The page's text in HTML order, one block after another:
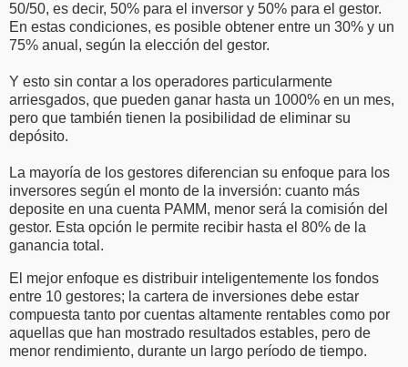
50/50, es decir, 50% para el inversor y 50% para el gestor.
En estas condiciones, es posible obtener entre un 30% y un
75% anual, según la elección del gestor.
Y esto sin contar a los operadores particularmente
arriesgados, que pueden ganar hasta un 1000% en un mes,
pero que también tienen la posibilidad de eliminar su
depósito.
La mayoría de los gestores diferencian su enfoque para los
inversores según el monto de la inversión: cuanto más
deposite en una cuenta PAMM, menor será la comisión del
gestor. Esta opción le permite recibir hasta el 80% de la
ganancia total.
El mejor enfoque es distribuir inteligentemente los fondos
entre 10 gestores; la cartera de inversiones debe estar
compuesta tanto por cuentas altamente rentables como por
aquellas que han mostrado resultados estables, pero de
menor rendimiento, durante un largo período de tiempo.